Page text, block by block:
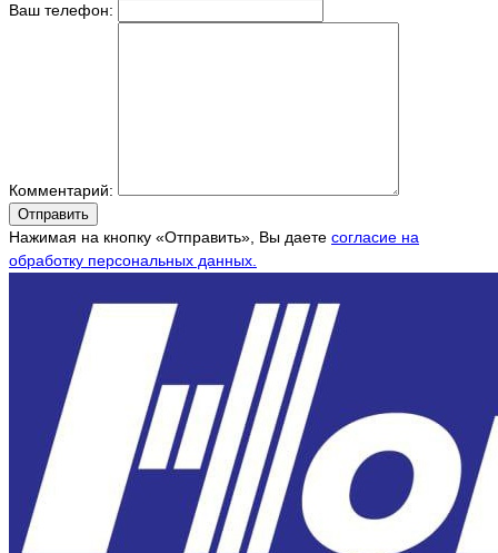
Ваш телефон:
Комментарий:
Отправить
Нажимая на кнопку «Отправить», Вы даете согласие на
обработку персональных данных.